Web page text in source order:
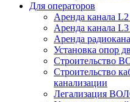
Для операторов
Аренда канала
Аренда канала
Аренда
Установка опор
Строительство
Строительство
канализации
Легализация